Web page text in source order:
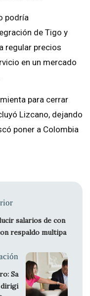
podría
de Tigo y
regular precios
en un mercado
para cerrar
Lizcano, dejando
poner a Colombia
salarios de con
respaldo multipa
Sa
dirigi